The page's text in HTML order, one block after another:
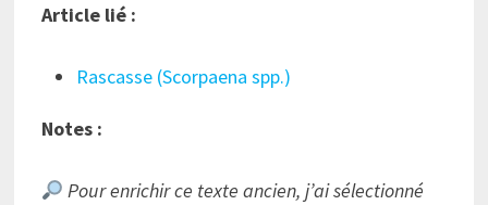
Article lié :
Rascasse (Scorpaena spp.)
Notes :
Pour enrichir ce texte ancien, j’ai sélectionné